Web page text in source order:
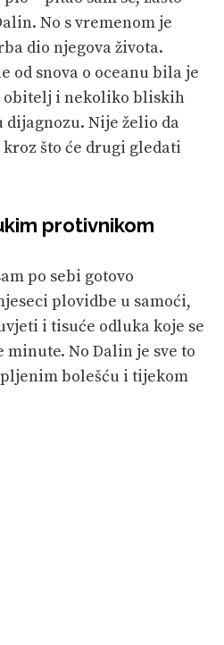
No s vremenom je
dio njegova života.
od snova o oceanu bila je
obitelj i nekoliko bliskih
Nije želio da
što će drugi gledati
protivnikom
po sebi gotovo
plovidbe u samoći,
i tisuće odluka koje se
No Dalin je sve to
bolešću i tijekom